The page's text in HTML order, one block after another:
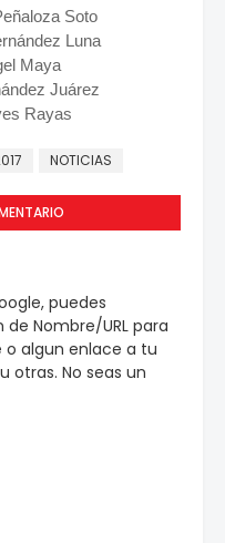
Soto
Luna
Maya
Juárez
Rayas
NOTICIAS
puedes
Nombre/URL para
algun enlace a tu
otras. No seas un